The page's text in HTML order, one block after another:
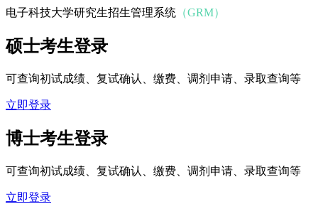
电子科技大学研究生招生管理系统 （GRM）
硕士考生登录
可查询初试成绩、复试确认、缴费、调剂申请、录取查询等
立即登录
博士考生登录
可查询初试成绩、复试确认、缴费、调剂申请、录取查询等
立即登录